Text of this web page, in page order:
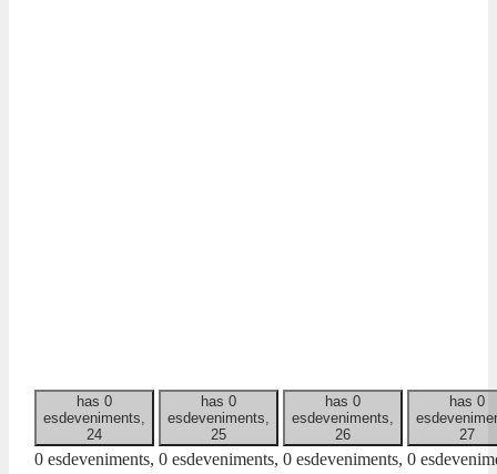
has 0
esdeveniments,
24
0 esdeveniments,
has 0
esdeveniments,
25
0 esdeveniments,
has 0
esdeveniments,
26
0 esdeveniments,
has 0
27
0